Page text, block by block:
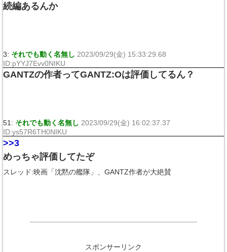
続編あるんか
3: それでも動く名無し 2023/09/29(金) 15:33:29.68
ID:pYYJ7Evv0NIKU
GANTZの作者ってGANTZ:Oは評価してるん？
51: それでも動く名無し 2023/09/29(金) 16:02:37.37
ID:ys57R6TH0NIKU
>>3
めっちゃ評価してたぞ
スレッド:映画「沈黙の艦隊」、GANTZ作者が大絶賛
スポンサーリンク